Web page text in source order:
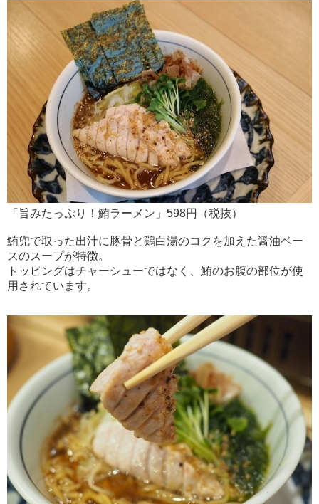
「旨みたっぷり！鮪ラーメン」598円（税抜）
鮪兜で取った出汁に豚骨と鶏白湯のコクを加えた醤油ベー
スのスープが特徴。
トッピングはチャーシューではなく、鮪のお腹の部位が使
用されています。